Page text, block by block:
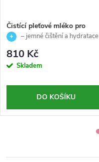
Čistící pleťové mléko pro
normální a suchou pleť - Skin
– jemné čištění a hydratace
810 Kč
Skladem
DO KOŠÍKU